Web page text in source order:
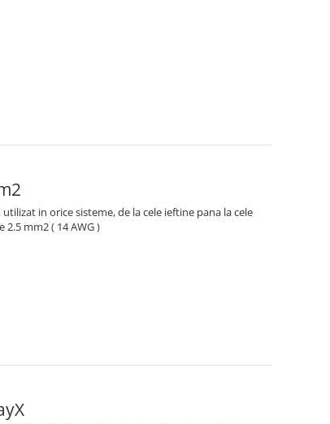
in orice sisteme, de la cele ieftine pana la cele
mm2 ( 14 AWG )